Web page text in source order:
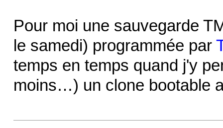
Pour moi une sauvegarde
le samedi) programmée par
temps en temps quand j'y
moins…) un clone bootable